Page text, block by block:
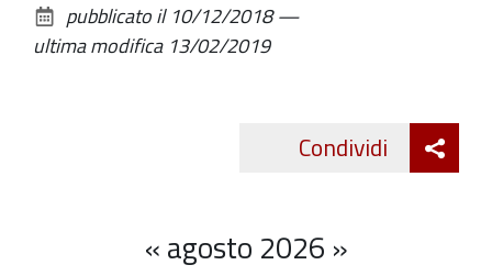
documento
pubblicato il 10/12/2018—
ultima modifica 13/02/2019
Condividi
«agosto 2026 »